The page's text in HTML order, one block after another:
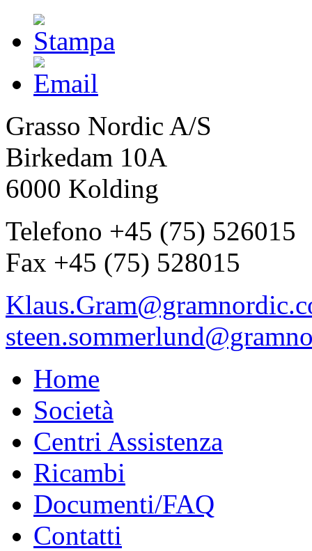
Grasso Nordic A/S
Birkedam 10A
6000 Kolding
Telefono +45 (75) 526015
Fax +45 (75) 528015
Home
Società
Centri Assistenza
Ricambi
Documenti/FAQ
Contatti